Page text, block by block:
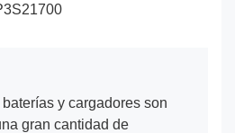
y cargadores son
gran cantidad de